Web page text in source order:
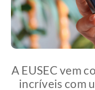
A EUSEC vem
incríveis com